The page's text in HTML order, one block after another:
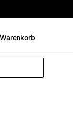
Warenkorb